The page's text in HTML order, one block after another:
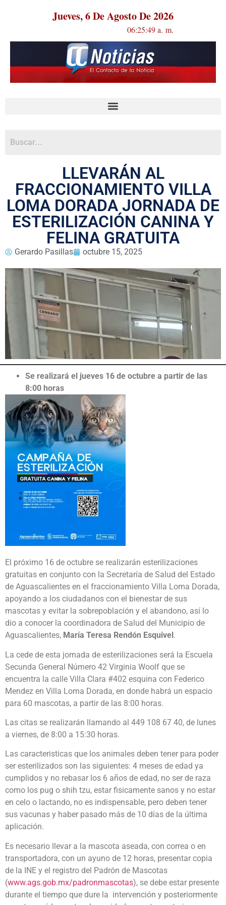
Jueves, 6 De Agosto De 2026
06:25:49 a. m.
LLEVARÁN AL
FRACCIONAMIENTO VILLA
LOMA DORADA JORNADA DE
ESTERILIZACIÓN CANINA Y
FELINA GRATUITA
Gerardo Pasillas octubre 15, 2025
Se realizará el jueves 16 de octubre a partir de las
8:00 horas
El próximo 16 de octubre se realizarán esterilizaciones
gratuitas en conjunto con la Secretaría de Salud del Estado
de Aguascalientes en el fraccionamiento Villa Loma Dorada,
apoyando a los ciudadanos con el bienestar de sus
mascotas y evitar la sobrepoblación y el abandono, así lo
dio a conocer la coordinadora de Salud del Municipio de
Aguascalientes, María Teresa Rendón Esquivel .
La cede de esta jornada de esterilizaciones será la Escuela
Secunda General Número 42 Virginia Woolf que se
encuentra la calle Villa Clara #402 esquina con Federico
Mendez en Villa Loma Dorada, en donde habrá un espacio
para 60 mascotas, a partir de las 8:00 horas.
Las citas se realizarán llamando al 449 108 67 40, de lunes
a viernes, de 8:00 a 15:30 horas.
Las caracteristicas que los animales deben tener para poder
ser esterilizados son las siguientes: 4 meses de edad ya
cumplidos y no rebasar los 6 años de edad, no ser de raza
como los pug o shih tzu, estar fisicamente sanos y no estar
en celo o lactando, no es indispensable, pero deben tener
sus vacunas y haber pasado más de 10 días de la última
aplicación.
Es necesario llevar a la mascota aseada, con correa o en
transportadora, con un ayuno de 12 horas, presentar copia
de la INE y el registro del Padrón de Mascotas
(www.ags.gob.mx/padronmascotas), se debe estar presente
durante el tiempo que dure la intervención y posteriormente